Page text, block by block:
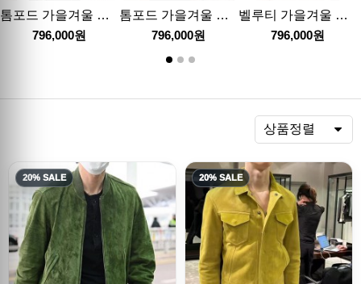
톰포드 가을겨울 램스킨레더 가죽자켓 레플리카 26신상
796,000원
톰포드 가을겨울 남자 가죽자켓 레플리카 26신상
796,000원
벨루티 가을겨울 남자 램스킨레더 가죽자켓 레플리카 26신상
796,000원
상품정렬
20% SALE 20% SALE